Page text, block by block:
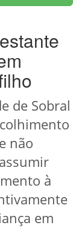
de Sobral
não
à
em